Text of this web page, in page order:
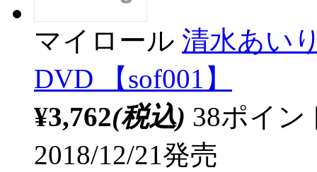
マイロール 清水あい
DVD 【sof001】
¥3,762(税込) 38ポイ
2018/12/21発売